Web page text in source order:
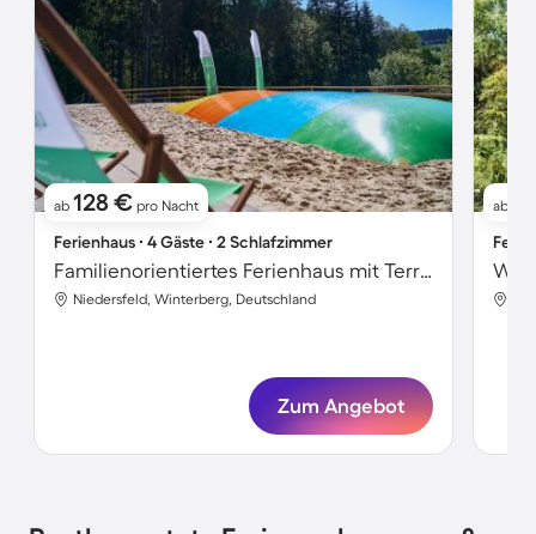
ab 128 € pro Nacht
Ferienhaus ∙ 4 Gäste ∙ 2 Schlafzimmer
Familienorientiertes Ferienhaus mit Terrasse, Garten und Whirlpool | Nah am Skifahren
Niedersfeld, Winterberg, Deutschland
Zum Angebot
ab